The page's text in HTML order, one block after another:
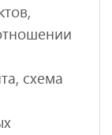
схема